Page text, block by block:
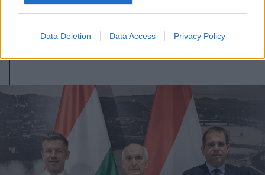
Data Deletion Data Access Privacy Policy
árának csökkenése